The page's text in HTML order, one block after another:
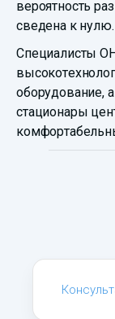
вероятность
сведена к нулю.
Специалисты
оборудование,
стационары